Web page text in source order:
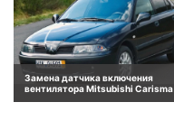
Замена датчика включения
вентилятора Mitsubishi Carisma